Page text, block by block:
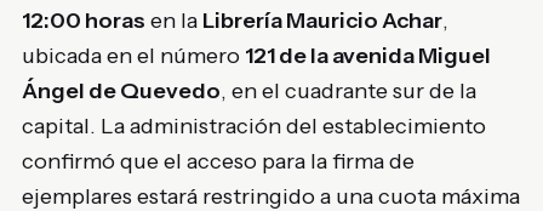
12:00 horas en la Librería Mauricio Achar,
ubicada en el número 121 de la avenida Miguel
Ángel de Quevedo, en el cuadrante sur de la
capital. La administración del establecimiento
confirmó que el acceso para la firma de
ejemplares estará restringido a una cuota máxima